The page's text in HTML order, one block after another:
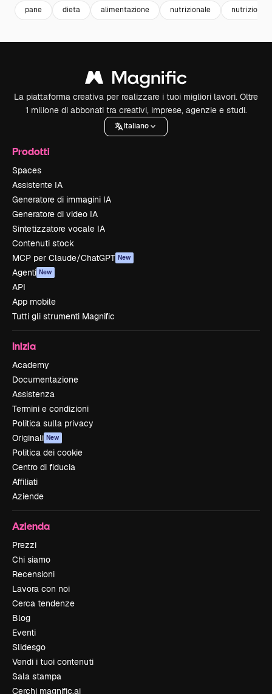
pane dieta alimentazione nutrizionale
La piattaforma creativa per realizzare i tuoi migliori lavori. Oltre
1 milione di abbonati tra creativi, imprese, agenzie e studi.
Italiano
Prodotti
Spaces
Assistente IA
Generatore di immagini IA
Generatore di video IA
Sintetizzatore vocale IA
Contenuti stock
MCP per Claude/ChatGPT New
Agenti New
API
App mobile
Tutti gli strumenti Magnific
Inizia
Academy
Documentazione
Assistenza
Termini e condizioni
Politica sulla privacy
Originali New
Politica dei cookie
Centro di fiducia
Affiliati
Aziende
Azienda
Prezzi
Chi siamo
Recensioni
Lavora con noi
Cerca tendenze
Blog
Eventi
Slidesgo
Vendi i tuoi contenuti
Sala stampa
Cerchi magnific.ai